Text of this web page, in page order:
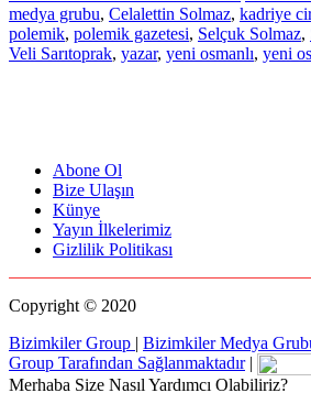
medya grubu, Celalettin Solmaz, kadriye
polemik, polemik gazetesi, Selçuk Solmaz,
Veli Sarıtoprak, yazar, yeni osmanlı, yeni
Abone Ol
Bize Ulaşın
Künye
Yayın İlkelerimiz
Gizlilik Politikası
Copyright © 2020
Bizimkiler Group | Bizimkiler Medya
Group Tarafından Sağlanmaktadır |
Merhaba Size Nasıl Yardımcı Olabiliriz?